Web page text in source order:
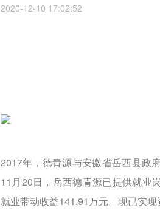
2020-12-10 17:02:52
2017年，德青源与安徽省岳西县政
11月20日，岳西德青源已提供就业
就业带动收益141.91万元。现已实现